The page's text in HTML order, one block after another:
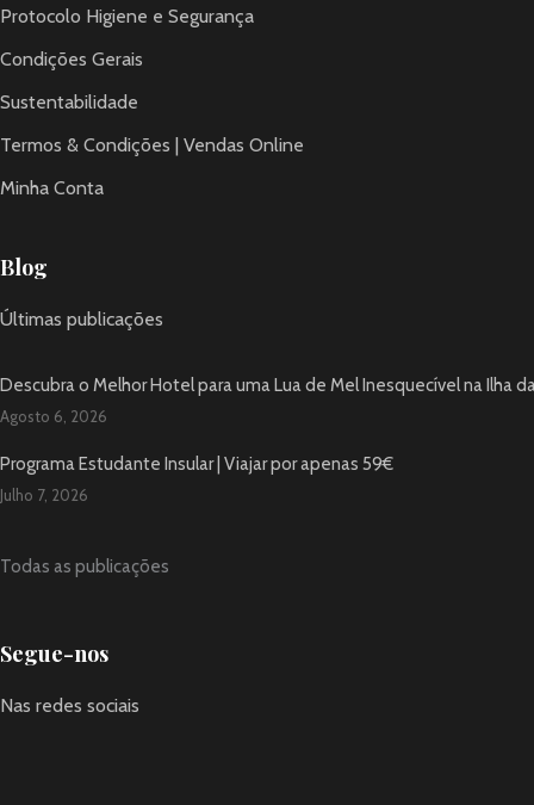
Protocolo Higiene e Segurança
Condições Gerais
Sustentabilidade
Termos & Condições | Vendas Online
Minha Conta
Blog
Últimas publicações
Descubra o Melhor Hotel para uma Lua de Mel Inesquecível na Ilha
Agosto 6, 2026
Programa Estudante Insular | Viajar por apenas 59€
Julho 7, 2026
Todas as publicações
Segue-nos
Nas redes sociais